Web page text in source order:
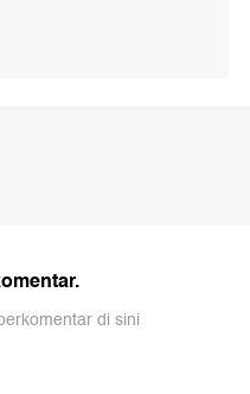
di sini